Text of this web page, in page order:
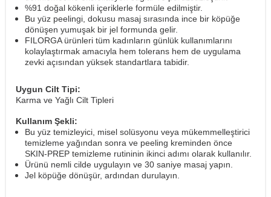
%91 doğal kökenli içeriklerle formüle edilmiştir.
Bu yüz peelingi, dokusu masaj sırasında ince bir köpüğe
dönüşen yumuşak bir jel formunda gelir.
FILORGA ürünleri tüm kadınların günlük kullanımlarını
kolaylaştırmak amacıyla hem tolerans hem de uygulama
zevki açısından yüksek standartlara tabidir.
Uygun Cilt Tipi:
Karma ve Yağlı Cilt Tipleri
Kullanım Şekli:
Bu yüz temizleyici, misel solüsyonu veya mükemmelleştirici
temizleme yağından sonra ve peeling kreminden önce
SKIN-PREP temizleme rutininin ikinci adımı olarak kullanılır.
Ürünü nemli cilde uygulayın ve 30 saniye masaj yapın.
Jel köpüğe dönüşür, ardından durulayın.